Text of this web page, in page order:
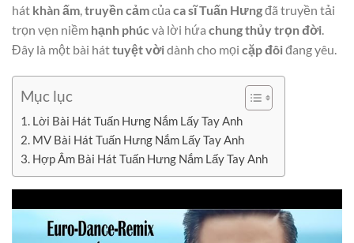
hát khàn ấm,truyền cảmcủa ca sĩ Tuấn Hưngđã truyền tải
trọn vẹn niềm hạnh phúcvà lời hứa chung thủytrọn đời.
Đây là một bài háttuyệt vờidành cho mọi cặp đôiđang yêu.
Mục lục
Lời Bài Hát Tuấn Hưng Nắm Lấy Tay Anh
MV Bài Hát Tuấn Hưng Nắm Lấy Tay Anh
Hợp Âm Bài Hát Tuấn Hưng Nắm Lấy Tay Anh